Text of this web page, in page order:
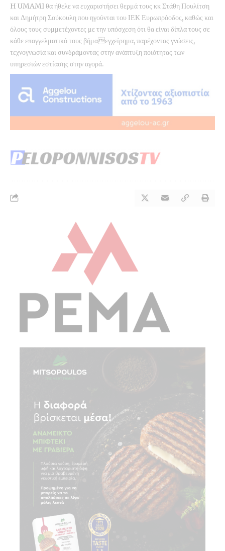
H UMAMI θα ήθελε να ευχαριστήσει θερμά τους κκ Στάθη Πουλίτση
και Δημήτρη Σούκουλη που ηγούνται του ΙΕΚ Ευρωπρόοδος, καθώς και
όλους τους συμμετέχοντες με την υπόσχεση ότι θα είναι δίπλα τους σε
κάθε επαγγελματικό τους βήμαεγχείρημα, παρέχοντας γνώσεις,
τεχνογνωσία και συνδράμοντας στην ανάπτυξη ποιότητας των
υπηρεσιών εστίασης στην αγορά.